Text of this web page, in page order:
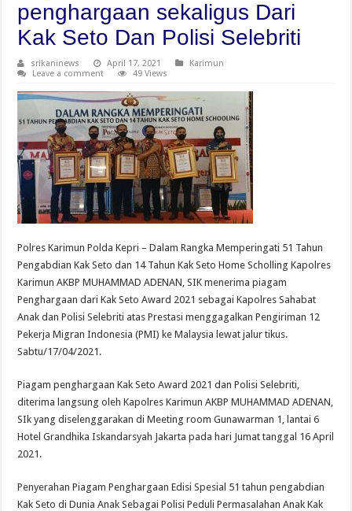
penghargaan sekaligus Dari
Kak Seto Dan Polisi Selebriti
srikaninews April 17, 2021
Karimun
Leave a comment
49 Views
Polres Karimun Polda Kepri – Dalam Rangka Memperingati 51 Tahun
Pengabdian Kak Seto dan 14 Tahun Kak Seto Home Scholling Kapolres
Karimun AKBP MUHAMMAD ADENAN, SIK menerima piagam
Penghargaan dari Kak Seto Award 2021 sebagai Kapolres Sahabat
Anak dan Polisi Selebriti atas Prestasi menggagalkan Pengiriman 12
Pekerja Migran Indonesia (PMI) ke Malaysia lewat jalur tikus.
Sabtu/17/04/2021.
Piagam penghargaan Kak Seto Award 2021 dan Polisi Selebriti,
diterima langsung oleh Kapolres Karimun AKBP MUHAMMAD ADENAN,
SIk yang diselenggarakan di Meeting room Gunawarman 1, lantai 6
Hotel Grandhika Iskandarsyah Jakarta pada hari Jumat tanggal 16 April
2021.
Penyerahan Piagam Penghargaan Edisi Spesial 51 tahun pengabdian
Kak Seto di Dunia Anak Sebagai Polisi Peduli Permasalahan Anak Kak